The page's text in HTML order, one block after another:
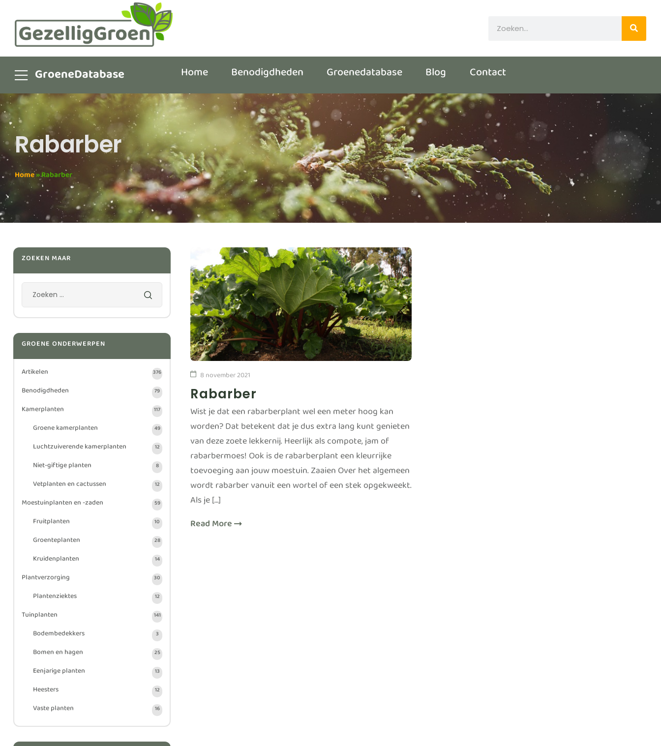
GroeneDatabase Home Benodigdheden Groenedatabase Blog Contact
Rabarber
Home»Rabarber
8 november 2021
Rabarber
Wist je dat een rabarberplant wel een meter hoog kan
worden? Dat betekent dat je dus extra lang kunt genieten
van deze zoete lekkernij. Heerlijk als compote, jam of
rabarbermoes! Ook is de rabarberplant een kleurrijke
toevoeging aan jouw moestuin. Zaaien Over het algemeen
wordt rabarber vanuit een wortel of een stek opgekweekt.
Als je […]
Read More
ZOEKEN MAAR
GROENE ONDERWERPEN
Artikelen
376
Benodigdheden 79
Kamerplanten 117
Groene kamerplanten 49
Luchtzuiverende kamerplanten 12
Niet-giftige planten 8
Vetplanten en cactussen 12
Moestuinplanten en -zaden 59
Fruitplanten 10
Groenteplanten 28
Kruidenplanten 14
Plantverzorging 30
Plantenziektes 12
Tuinplanten 141
Bodembedekkers 3
Bomen en hagen 25
Eenjarige planten 13
Heesters 12
Vaste planten 16